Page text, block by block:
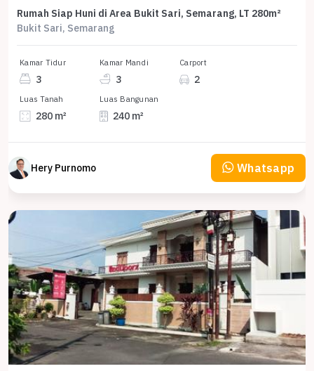
Rumah Siap Huni di Area Bukit Sari, Semarang, LT 280m²
Bukit Sari, Semarang
Kamar Tidur
3
Kamar Mandi
3
Carport
2
Luas Tanah
280 m²
Luas Bangunan
240 m²
Hery Purnomo Whatsapp